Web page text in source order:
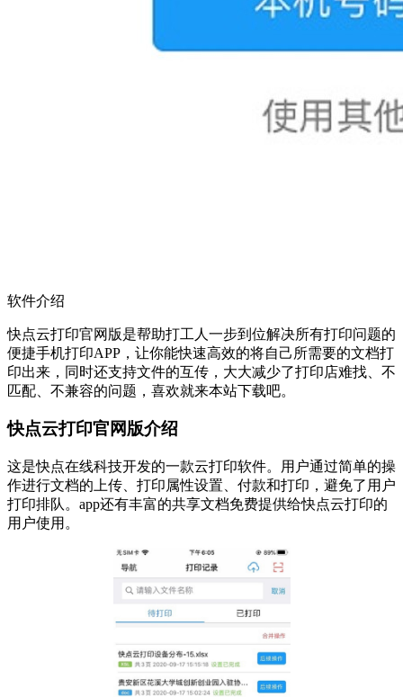
软件介绍
快点云打印官网版是帮助打工人一步到位解决所有打印问题的
便捷手机打印APP，让你能快速高效的将自己所需要的文档打
印出来，同时还支持文件的互传，大大减少了打印店难找、不
匹配、不兼容的问题，喜欢就来本站下载吧。
快点云打印官网版介绍
这是快点在线科技开发的一款云打印软件。用户通过简单的操
作进行文档的上传、打印属性设置、付款和打印，避免了用户
打印排队。app还有丰富的共享文档免费提供给快点云打印的
用户使用。